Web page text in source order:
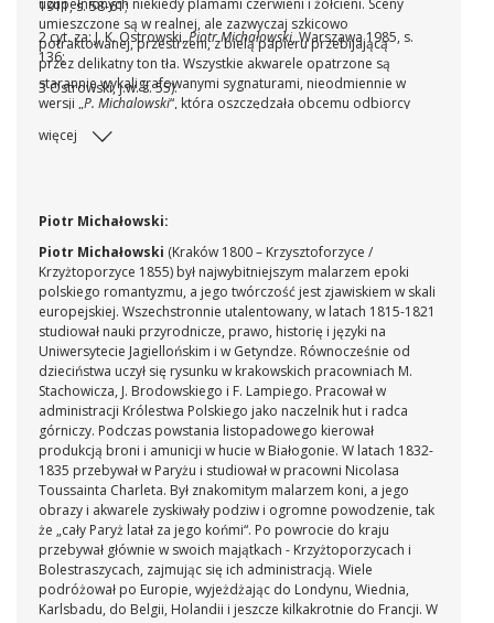
uzupełnionych niekiedy plamami czerwieni i żółcieni. Sceny
umieszczone są w realnej, ale zazwyczaj szkicowo
potraktowanej, przestrzeni, z bielą papieru przebijającą
przez delikatny ton tła. Wszystkie akwarele opatrzone są
starannie wykaligrafowanymi sygnaturami, nieodmiennie w
wersji „P. Michalowski“, która oszczędzała obcemu odbiorcy
1911, s. 58-61;
2 cyt. za: J. K. Ostrowski,Piotr Michałowski, Warszawa 1985, s.
136;
3 Ostrowski, j.w. s. 55).
więcej
Piotr Michałowski:
Piotr Michałowski (Kraków 1800 – Krzysztoforzyce /
Krzyżtoporzyce 1855) był najwybitniejszym malarzem epoki
polskiego romantyzmu, a jego twórczość jest zjawiskiem w skali
europejskiej. Wszechstronnie utalentowany, w latach 1815-1821
studiował nauki przyrodnicze, prawo, historię i języki na
Uniwersytecie Jagiellońskim i w Getyndze. Równocześnie od
dzieciństwa uczył się rysunku w krakowskich pracowniach M.
Stachowicza, J. Brodowskiego i F. Lampiego. Pracował w
administracji Królestwa Polskiego jako naczelnik hut i radca
górniczy. Podczas powstania listopadowego kierował
produkcją broni i amunicji w hucie w Białogonie. W latach 1832-
1835 przebywał w Paryżu i studiował w pracowni Nicolasa
Toussainta Charleta. Był znakomitym malarzem koni, a jego
obrazy i akwarele zyskiwały podziw i ogromne powodzenie, tak
że „cały Paryż latał za jego końmi“. Po powrocie do kraju
przebywał głównie w swoich majątkach - Krzyżtoporzycach i
Bolestraszycach, zajmując się ich administracją. Wiele
podróżował po Europie, wyjeżdżając do Londynu, Wiednia,
Karlsbadu, do Belgii, Holandii i jeszcze kilkakrotnie do Francji. W